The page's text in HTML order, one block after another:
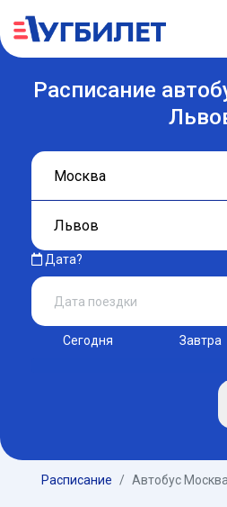
Расписание
Дата?
Сегодня Завтра
Расписание Автобус